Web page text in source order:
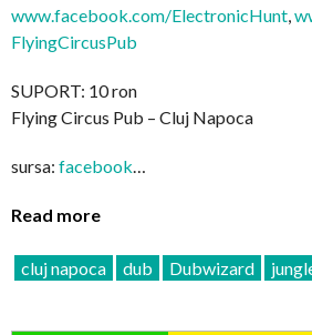
www.facebook.com/ElectronicHunt,
FlyingCircusPub
SUPORT: 10 ron
Flying Circus Pub – Cluj Napoca
sursa: facebook…
Read more
cluj napoca dub Dubwizard